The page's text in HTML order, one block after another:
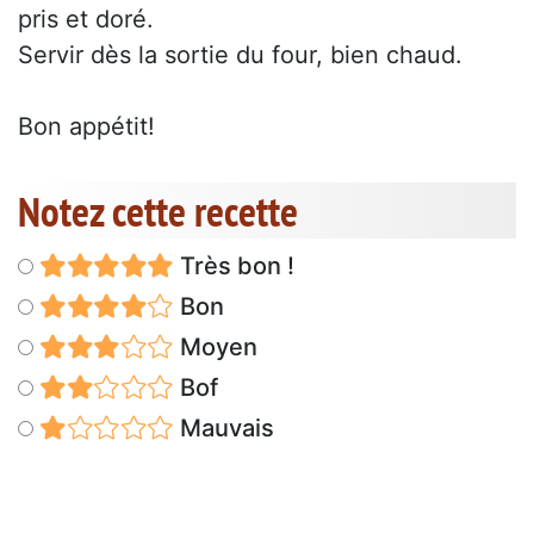
pris et doré.
Servir dès la sortie du four, bien chaud.
Bon appétit!
Notez cette recette
Très bon !
Bon
Moyen
Bof
Mauvais